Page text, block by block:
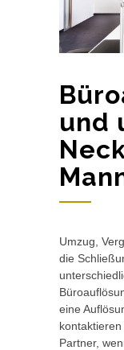
und
Umzug,
die
eine
Partner,